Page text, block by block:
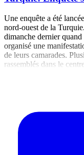
Une enquête a été
nord-ouest de la
dimanche dernier
organisé une
de leurs camarades.
rassemblés dans le